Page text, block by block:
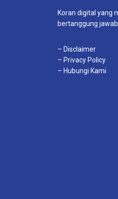
Koran digital yang
bertanggung
– Disclaimer
– Privacy Policy
– Hubungi Kami